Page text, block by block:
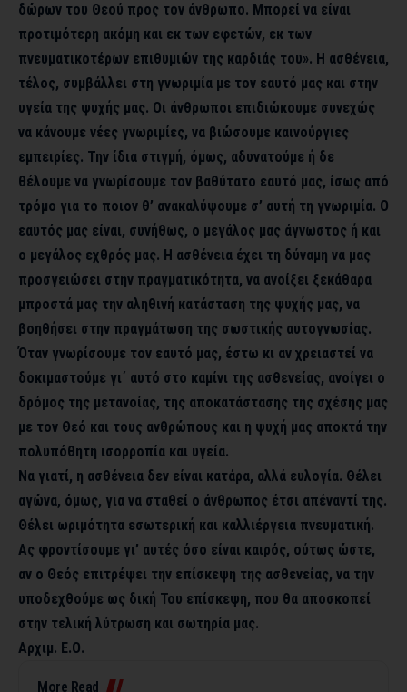
δώρων του Θεού προς τον άνθρωπο. Μπορεί να είναι
προτιμότερη ακόμη και εκ των εφετών, εκ των
πνευματικοτέρων επιθυμιών της καρδιάς του». Η ασθένεια,
τέλος, συμβάλλει στη γνωριμία με τον εαυτό μας και στην
υγεία της ψυχής μας. Οι άνθρωποι επιδιώκουμε συνεχώς
να κάνουμε νέες γνωριμίες, να βιώσουμε καινούργιες
εμπειρίες. Την ίδια στιγμή, όμως, αδυνατούμε ή δε
θέλουμε να γνωρίσουμε τον βαθύτατο εαυτό μας, ίσως από
τρόμο για το ποιον θ’ ανακαλύψουμε σ’ αυτή τη γνωριμία. Ο
εαυτός μας είναι, συνήθως, ο μεγάλος μας άγνωστος ή και
ο μεγάλος εχθρός μας. Η ασθένεια έχει τη δύναμη να μας
προσγειώσει στην πραγματικότητα, να ανοίξει ξεκάθαρα
μπροστά μας την αληθινή κατάσταση της ψυχής μας, να
βοηθήσει στην πραγμάτωση της σωστικής αυτογνωσίας.
Όταν γνωρίσουμε τον εαυτό μας, έστω κι αν χρειαστεί να
δοκιμαστούμε γι΄ αυτό στο καμίνι της ασθενείας, ανοίγει ο
δρόμος της μετανοίας, της αποκατάστασης της σχέσης μας
με τον Θεό και τους ανθρώπους και η ψυχή μας αποκτά την
πολυπόθητη ισορροπία και υγεία.
Να γιατί, η ασθένεια δεν είναι κατάρα, αλλά ευλογία. Θέλει
αγώνα, όμως, για να σταθεί ο άνθρωπος έτσι απέναντί της.
Θέλει ωριμότητα εσωτερική και καλλιέργεια πνευματική.
Ας φροντίσουμε γι’ αυτές όσο είναι καιρός, ούτως ώστε,
αν ο Θεός επιτρέψει την επίσκεψη της ασθενείας, να την
υποδεχθούμε ως δική Του επίσκεψη, που θα αποσκοπεί
στην τελική λύτρωση και σωτηρία μας.
Αρχιμ. Ε.Ο.
More Read